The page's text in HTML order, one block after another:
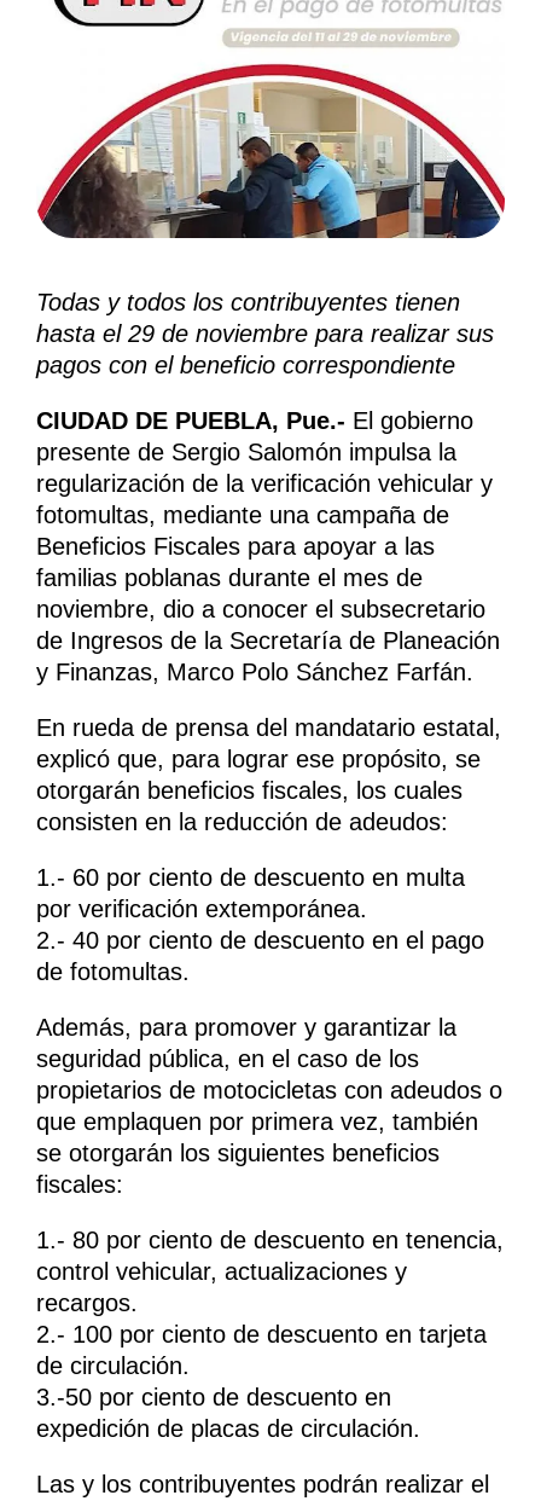
Todas y todos los contribuyentes tienen
hasta el 29 de noviembre para realizar sus
pagos con el beneficio correspondiente
CIUDAD DE PUEBLA, Pue.- El gobierno
presente de Sergio Salomón impulsa la
regularización de la verificación vehicular y
fotomultas, mediante una campaña de
Beneficios Fiscales para apoyar a las
familias poblanas durante el mes de
noviembre, dio a conocer el subsecretario
de Ingresos de la Secretaría de Planeación
y Finanzas, Marco Polo Sánchez Farfán.
En rueda de prensa del mandatario estatal,
explicó que, para lograr ese propósito, se
otorgarán beneficios fiscales, los cuales
consisten en la reducción de adeudos:
1.- 60 por ciento de descuento en multa
por verificación extemporánea.
2.- 40 por ciento de descuento en el pago
de fotomultas.
Además, para promover y garantizar la
seguridad pública, en el caso de los
propietarios de motocicletas con adeudos o
que emplaquen por primera vez, también
se otorgarán los siguientes beneficios
fiscales:
1.- 80 por ciento de descuento en tenencia,
control vehicular, actualizaciones y
recargos.
2.- 100 por ciento de descuento en tarjeta
de circulación.
3.-50 por ciento de descuento en
expedición de placas de circulación.
Las y los contribuyentes podrán realizar el